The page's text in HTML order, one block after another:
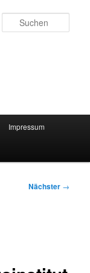
Impressum
Nächster →